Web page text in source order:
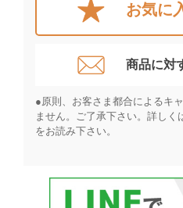
お気に
商品に対
●原則、お客さま都合によるキ
ません。ご了承下さい。詳しく
をお読み下さい。​